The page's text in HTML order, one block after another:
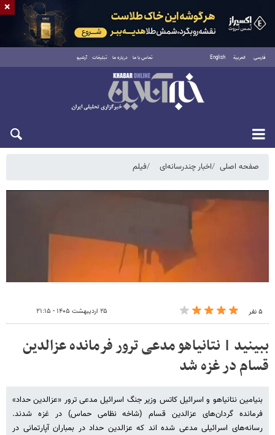
فارسی العربية English تماس با ما درباره ما تبلیغات آرشیو
یکشنبه ۱۸ مرداد ۱۴۰۵
صفحه اصلی اخبار چندرسانه‌ای فیلم
۵ نفر ۲۵ اردیبهشت ۱۴۰۵ - ۲۱:۱۵
ببینید | نتانیاهو مدعی ترور فرمانده عزالدین
قسام در غزه شد
بنیامین نتانیاهو و اسرائیل کاتس وزیر جنگ اسرائیل مدعی ترور «عزالدین حداد»
فرمانده گردان‌های عزالدین قسام (شاخه نظامی حماس) در غزه شدند.
رسانه‌های اسرائیلی مدعی شده‌ اند که عزالدین حداد در بمباران آپارتمانی در
×